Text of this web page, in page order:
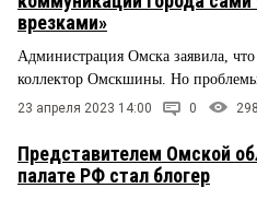
врезками»
Администрация Омска заявила, что
коллектор Омскшины. Но
23 апреля 2023 14:00 0
Представителем Омской
палате РФ стал блогер